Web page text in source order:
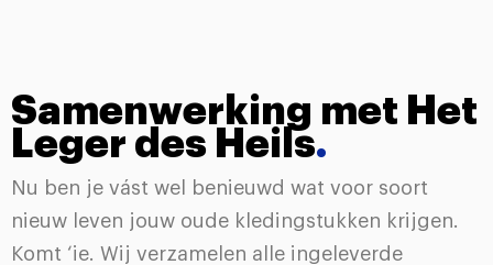
Samenwerking met Het
Leger des Heils.
Nu ben je vást wel benieuwd wat voor soort
nieuw leven jouw oude kledingstukken krijgen.
Komt ‘ie. Wij verzamelen alle ingeleverde